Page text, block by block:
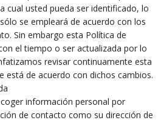
cual usted pueda ser identificado, lo
se empleará de acuerdo con los
Sin embargo esta Política de
el tiempo o ser actualizada por lo
revisar continuamente esta
está de acuerdo con dichos cambios.
información personal por
de contacto como su dirección de